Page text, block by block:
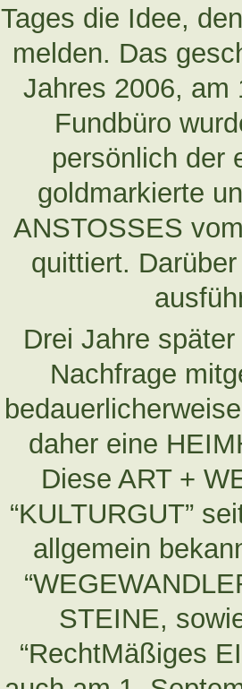
Tages die Idee,
melden. Das
Jahres 2006, am
Fundbüro
persönlich der
goldmarkierte
ANSTOSSES
quittiert.
Drei Jahre
Nachfrage
daher eine
Diese ART +
“KULTURGUT”
allgemein
STEINE,
“RechtMäßiges